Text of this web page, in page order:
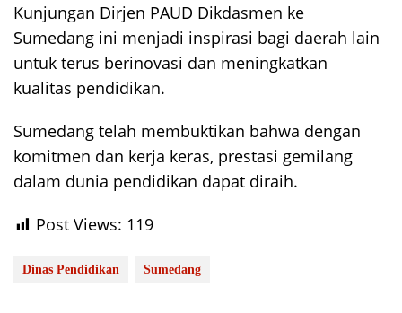
Kunjungan Dirjen PAUD Dikdasmen ke
Sumedang ini menjadi inspirasi bagi daerah lain
untuk terus berinovasi dan meningkatkan
kualitas pendidikan.
Sumedang telah membuktikan bahwa dengan
komitmen dan kerja keras, prestasi gemilang
dalam dunia pendidikan dapat diraih.
Post Views: 119
Dinas Pendidikan Sumedang